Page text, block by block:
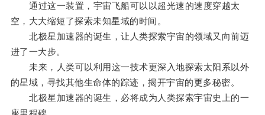
通过这一装置，宇宙飞船可以以超光速的速度穿越太
空，大大缩短了探索未知星域的时间。
北极星加速器的诞生，让人类探索宇宙的领域又向前迈
进了一大步。
未来，人类可以利用这一技术更深入地探索太阳系以外
的星域，寻找其他生命体的踪迹，揭开宇宙的更多秘密。
北极星加速器的诞生，必将成为人类探索宇宙史上的一